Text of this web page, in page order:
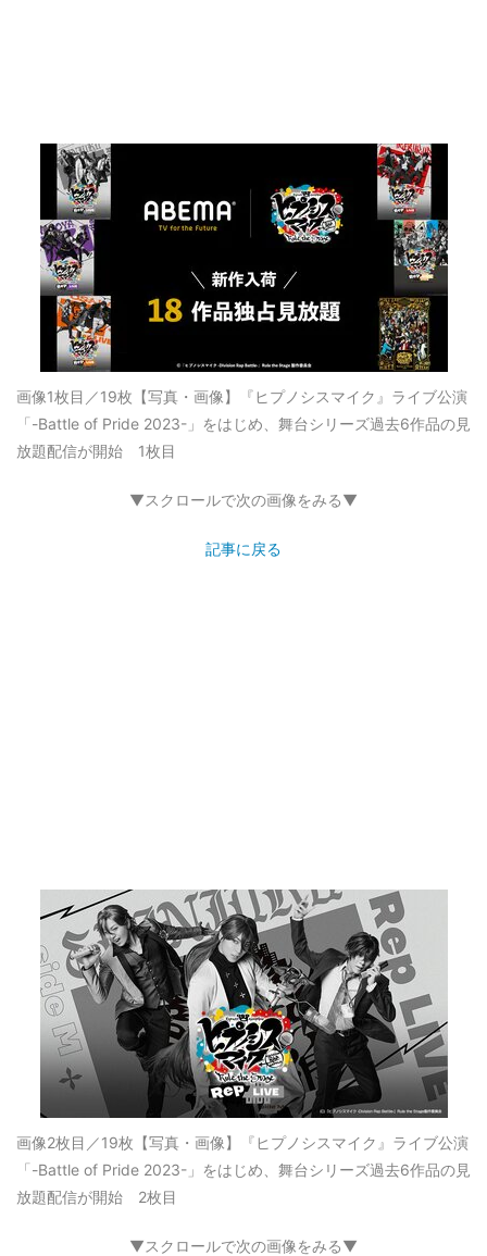
画像1枚目／19枚 【写真・画像】『ヒプノシスマイク』ライブ公演
「-Battle of Pride 2023-」をはじめ、舞台シリーズ過去6作品の見
放題配信が開始 1枚目
▼スクロールで次の画像をみる▼
記事に戻る
画像2枚目／19枚 【写真・画像】『ヒプノシスマイク』ライブ公演
「-Battle of Pride 2023-」をはじめ、舞台シリーズ過去6作品の見
放題配信が開始 2枚目
▼スクロールで次の画像をみる▼